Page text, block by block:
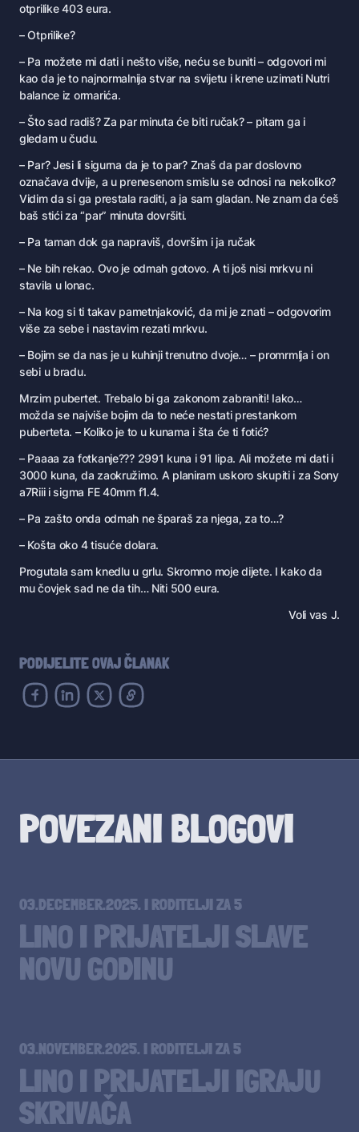
otprilike 403 eura.
– Otprilike?
– Pa možete mi dati i nešto više, neću se buniti – odgovori mi
kao da je to najnormalnija stvar na svijetu i krene uzimati Nutri
balance iz ormarića.
– Što sad radiš? Za par minuta će biti ručak? – pitam ga i
gledam u čudu.
– Par? Jesi li sigurna da je to par? Znaš da par doslovno
označava dvije, a u prenesenom smislu se odnosi na nekoliko?
Vidim da si ga prestala raditi, a ja sam gladan. Ne znam da ćeš
baš stići za “par” minuta dovršiti.
– Pa taman dok ga napraviš, dovršim i ja ručak
– Ne bih rekao. Ovo je odmah gotovo. A ti još nisi mrkvu ni
stavila u lonac.
– Na kog si ti takav pametnjaković, da mi je znati – odgovorim
više za sebe i nastavim rezati mrkvu.
– Bojim se da nas je u kuhinji trenutno dvoje… – promrmlja i on
sebi u bradu.
Mrzim pubertet. Trebalo bi ga zakonom zabraniti! Iako…
možda se najviše bojim da to neće nestati prestankom
puberteta. – Koliko je to u kunama i šta će ti fotić?
– Paaaa za fotkanje??? 2991 kuna i 91 lipa. Ali možete mi dati i
3000 kuna, da zaokružimo. A planiram uskoro skupiti i za Sony
a7Riii i sigma FE 40mm f1.4.
– Pa zašto onda odmah ne šparaš za njega, za to…?
– Košta oko 4 tisuće dolara.
Progutala sam knedlu u grlu. Skromno moje dijete. I kako da
mu čovjek sad ne da tih… Niti 500 eura.
Voli vas J.
PODIJELITE OVAJ ČLANAK
POVEZANI BLOGOVI
03.DECEMBER.2025. I RODITELJI ZA 5
LINO I PRIJATELJI SLAVE
NOVU GODINU
03.NOVEMBER.2025. I RODITELJI ZA 5
LINO I PRIJATELJI IGRAJU
SKRIVAČA